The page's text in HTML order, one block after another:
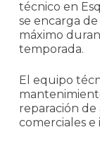
técnico en
se encarga
máximo
temporada.
El equipo
reparación de
comerciales e